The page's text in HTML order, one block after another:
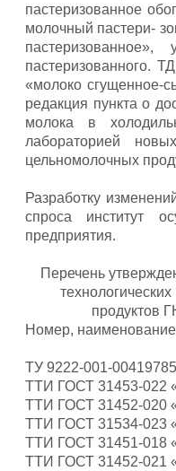
пастеризованное
молочный пастери-
пастеризованного.
«молоко сгущенное-
редакция пункта о
молока в
лабораторией
цельномолочных
Разработку
спроса институт
предприятия.
Перечень
продуктов
Номер,
ТУ 9222-001-
ТТИ ГОСТ 31453-022
ТТИ ГОСТ 31452-020
ТТИ ГОСТ 31534-023
ТТИ ГОСТ 31451-018
ТТИ ГОСТ 31452-021